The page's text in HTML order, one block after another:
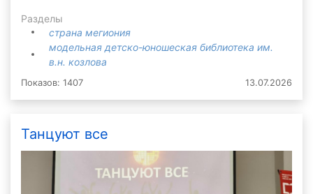
Разделы
страна мегиония
модельная детско-юношеская библиотека им.
в.н. козлова
Показов: 1407 13.07.2026
Танцуют все